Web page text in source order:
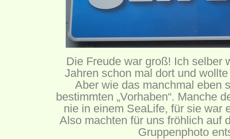
Die Freude war groß! Ich selber
Jahren schon mal dort und
Aber wie das manchmal eben
bestimmten „Vorhaben“. Manche
nie in einem SeaLife, für sie war
Also machten für uns fröhlich auf
Gruppenphoto